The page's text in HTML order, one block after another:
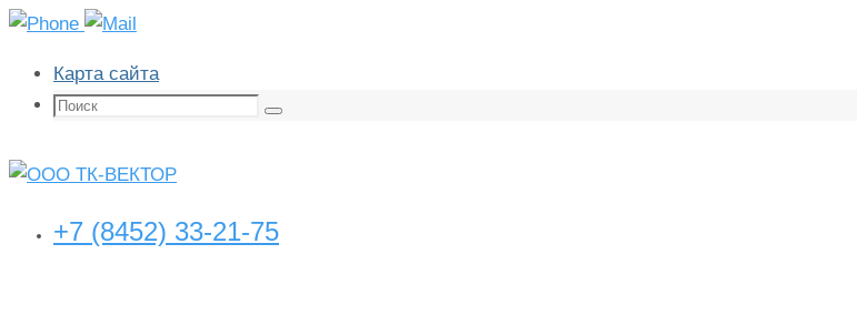
Карта сайта
Поиск:
Поиск
+7 (8452) 33-21-75